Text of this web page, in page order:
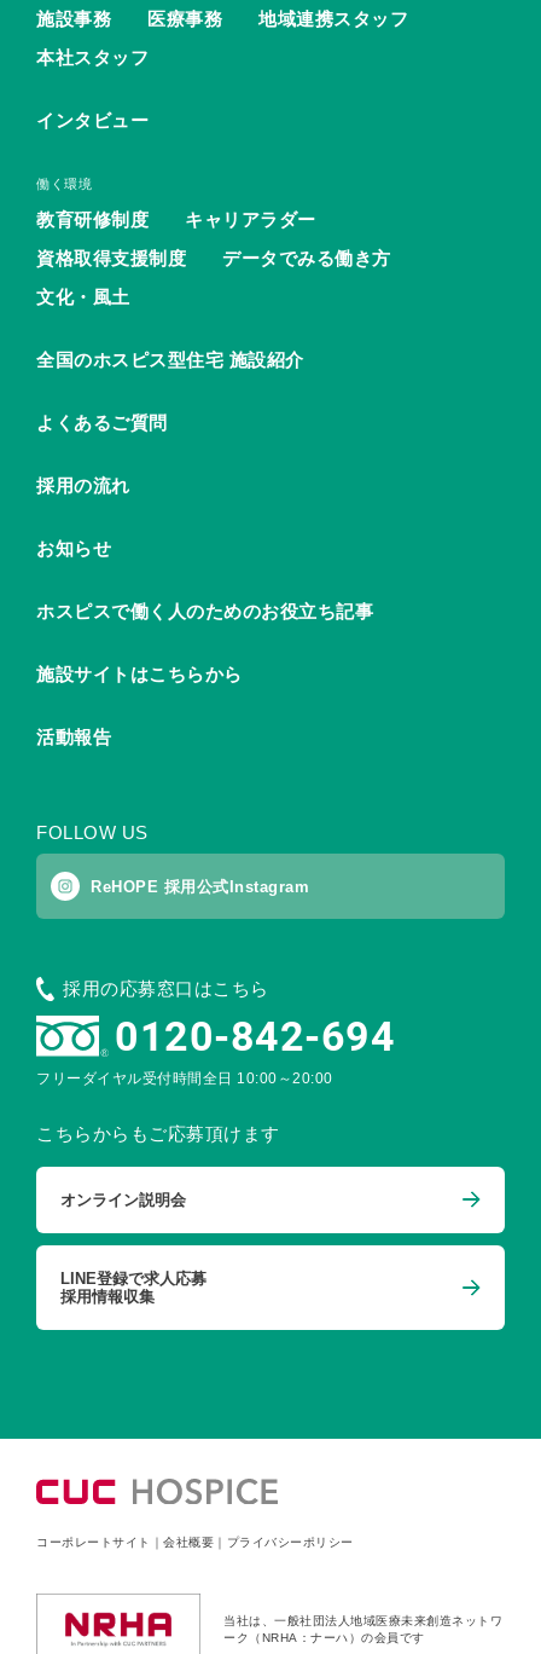
施設事務
医療事務
地域連携スタッフ
本社スタッフ
インタビュー
働く環境
教育研修制度
キャリアラダー
資格取得支援制度
データでみる働き方
文化・風土
全国のホスピス型住宅 施設紹介
よくあるご質問
採用の流れ
お知らせ
ホスピスで働く人のためのお役立ち記事
施設サイトはこちらから
活動報告
FOLLOW US
ReHOPE 採用公式Instagram
採用の応募窓口はこちら
0120-842-694
フリーダイヤル受付時間全日 10:00～20:00
こちらからもご応募頂けます
オンライン説明会
LINE登録で求人応募
採用情報収集
コーポレートサイト ｜ 会社概要 ｜ プライバシーポリシー
当社は、一般社団法人地域医療未来創造ネットワ
ーク（NRHA：ナーハ）の会員です